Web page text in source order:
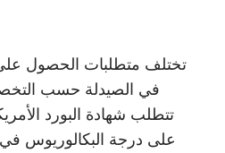
تختلف متطلبات الحصول على
في الصيدلة حسب
تتطلب شهادة البورد
على درجة البكالوريوس